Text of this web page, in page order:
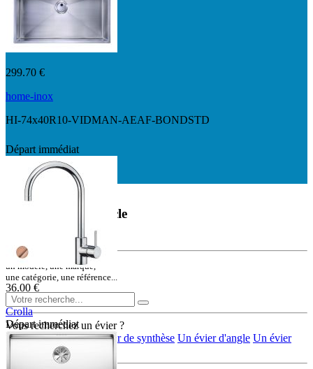
299.70 €
home-inox
HI-74x40R10-VIDMAN-AEAF-BONDSTD
Départ immédiat
36.00 €
Crolla
7780VR
Départ immédiat
Départ immédiat
Rechercher un article
ou une référence
un modèle, une marque,
une catégorie, une référence...
Vous recherchez un évier ?
Un évier en inox Un évier de synthèse Un évier d'angle Un évier
rond/ovale